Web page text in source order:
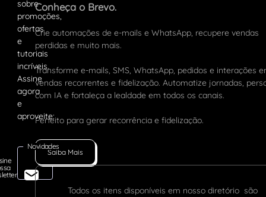
Novidades
Conheça o Brevo.
Crie automações de e-mails e WhatsApp, recupere vendas
perdidas e muito mais.
Transforme e-mails, SMS, WhatsApp, pedidos e interações
vendas recorrentes e fidelização. Automatize jornadas,
com IA e fortaleça a lealdade em todos os canais.
Perfeito para gerar recorrência e fidelização.
Saiba Mais
Todos os itens disponíveis em nosso diretório são